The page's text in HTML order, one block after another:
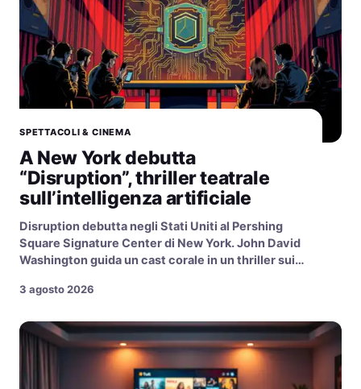
SPETTACOLI & CINEMA
A New York debutta
“Disruption”, thriller teatrale
sull’intelligenza artificiale
Disruption debutta negli Stati Uniti al Pershing
Square Signature Center di New York. John David
Washington guida un cast corale in un thriller sui…
3 agosto 2026